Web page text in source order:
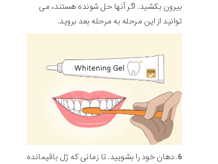
بیرون بکشید. اگر آنها حل شونده هستند، می
توانید از این مرحله به مرحله بعد بروید.
دهان خود را بشویید. تا زمانی که ژل باقیمانده